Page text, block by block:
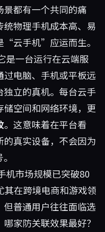
都有一个共同的痛
统物理手机成本高、易
“云手机”应运而生。
是一台运行在云端服
电脑、手机或平板远
立的真机。每台云手
空间和网络环境，更
。这意味着在平台看
真实设备，不会因为
机市场规模已突破80
在跨境电商和游戏领
普通用户往往面临选
家防关联效果最好？